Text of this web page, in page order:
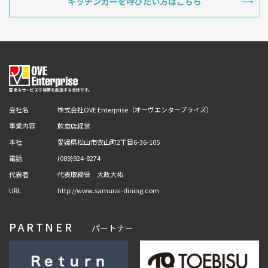
愛あるサービスで笑顔を創造する会社です。
会社名
株式会社OVE Enterprise（オーヴエンタープライズ）
事業内容
飲食店経営
本社
愛媛県松山市衣山町2丁目6-36-105
電話
(089)924-8274
代表者
代表取締役 大政大祐
URL
http://www.samurai-dining.com
PARTNER パートナー